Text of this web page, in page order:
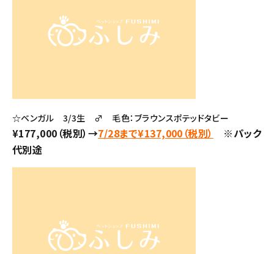
☆ベンガル 3/3生 ♂ 毛色：ブラウンスポテッドタビー
¥177,000（税別）→7/28まで¥137,000（税別）
※パック
代別途